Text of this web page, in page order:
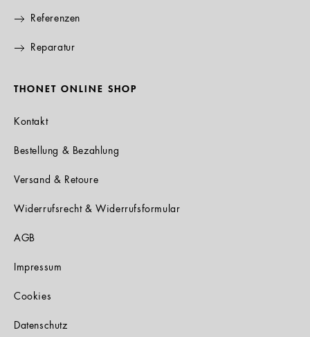
Referenzen
Reparatur
THONET ONLINE SHOP
Kontakt
Bestellung & Bezahlung
Versand & Retoure
Widerrufsrecht & Widerrufsformular
AGB
Impressum
Cookies
Datenschutz